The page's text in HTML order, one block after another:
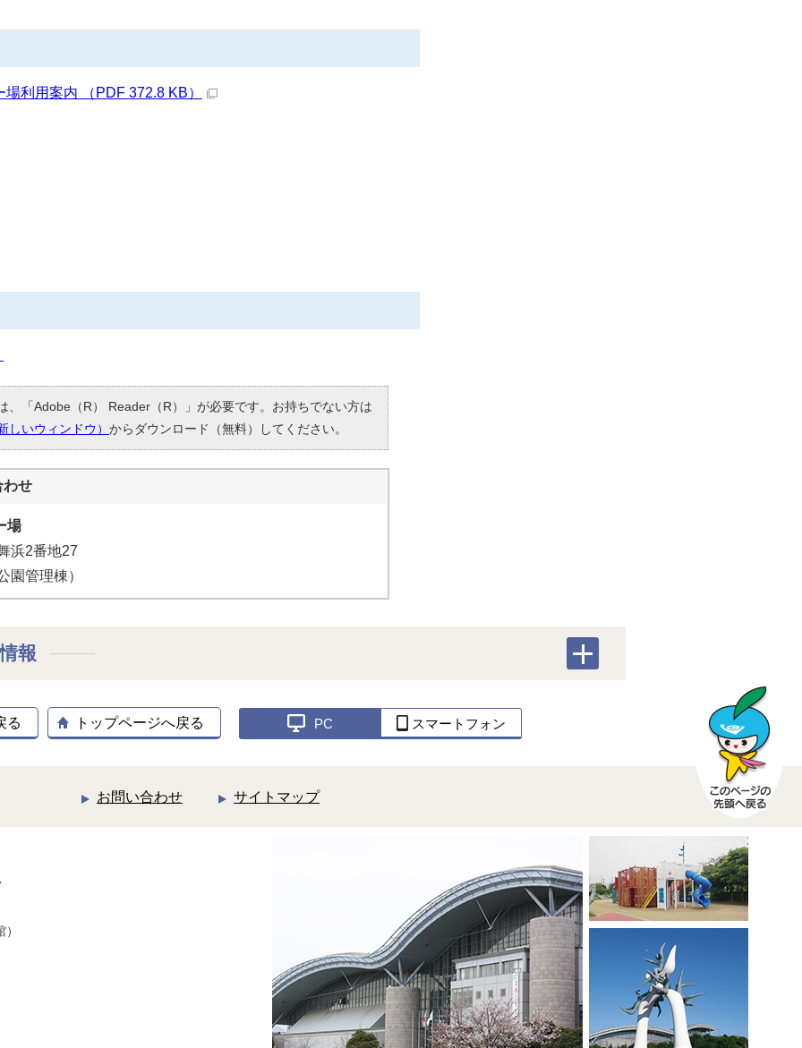
利用案内 （PDF 372.8 KB）
、「Adobe（R） Reader（R）」が必要です。お持ちでない方は
いウィンドウ） からダウンロード（無料）してください。
わせ
場
浜2番地27
園管理棟）
報
る トップページへ戻る PC スマートフォン
お問い合わせ サイトマップ